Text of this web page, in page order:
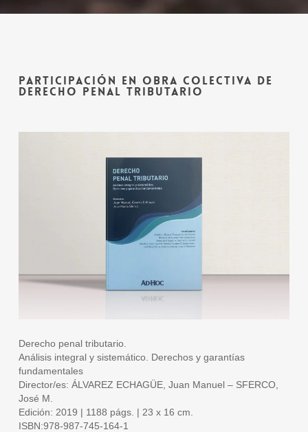
PARTICIPACIÓN EN OBRA COLECTIVA DE
DERECHO PENAL TRIBUTARIO
Derecho penal tributario.
Análisis integral y sistemático. Derechos y garantías
fundamentales
Director/es: ÁLVAREZ ECHAGÜE, Juan Manuel – SFERCO,
José M.
Edición: 2019 | 1188 págs. | 23 x 16 cm.
ISBN:978-987-745-164-1